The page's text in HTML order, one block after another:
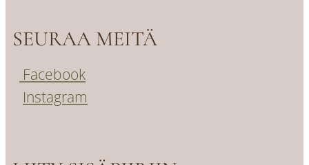
SEURAA MEITÄ
Facebook
Instagram